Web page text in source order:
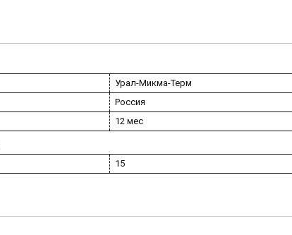
Урал-Микма-Терм
Россия
12 мес
15